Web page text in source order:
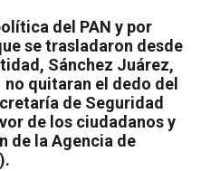
del PAN y por
se trasladaron desde
Sánchez Juárez,
no quitaran el dedo del
de Seguridad
de los ciudadanos y
de la Agencia de